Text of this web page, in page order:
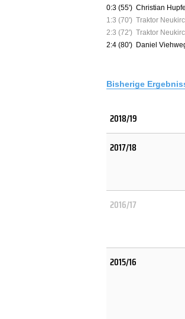
0:3 (55') Christian
1:3 (70') Traktor
2:3 (72') Traktor
2:4 (80') Daniel
Bisherige
2018/19
2017/18
2016/17
2015/16